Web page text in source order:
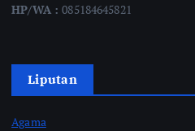
HP/WA :085184645821
Liputan
Agama